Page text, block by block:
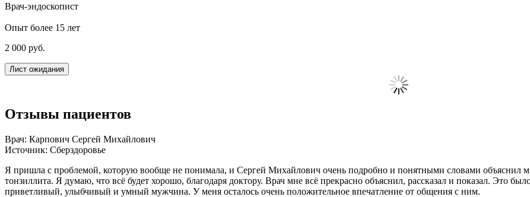
Врач-эндоскопист
Опыт более 15 лет
2 000 руб.
Лист ожидания
Отзывы пациентов
Врач: Карпович Сергей Михайлович
Источник: Сберздоровье
Я пришла с проблемой, которую вообще не понимала, и Сергей Михайлович очень подробно и понятными словами объяснил
тонзиллита. Я думаю, что всё будет хорошо, благодаря доктору. Врач мне всё прекрасно объяснил, рассказал и показал. Это
приветливый, улыбчивый и умный мужчина. У меня осталось очень положительное впечатление от общения с ним.